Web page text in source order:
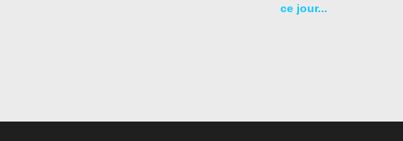
ce jour...